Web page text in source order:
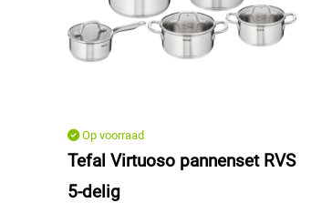
Op voorraad
Tefal Virtuoso pannenset RVS
5-delig